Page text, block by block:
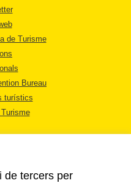
de Turisme
Bureau
turístics
de tercers per